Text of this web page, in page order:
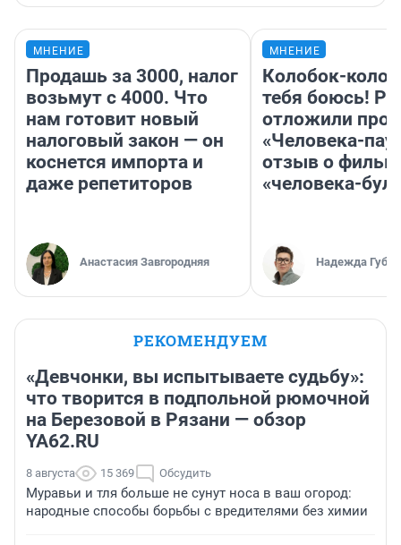
МНЕНИЕ
Продашь за 3000, налог
возьмут с 4000. Что
нам готовит новый
налоговый закон — он
коснется импорта и
даже репетиторов
Анастасия Завгородняя
МНЕНИЕ
Колобок-
тебя боюсь!
отложили
«Человека-
отзыв о
«человека-
Надежда
РЕКОМЕНДУЕМ
«Девчонки, вы испытываете судьбу»:
что творится в подпольной рюмочной
на Березовой в Рязани — обзор
YA62.RU
8 августа 15 369 Обсудить
Муравьи и тля больше не сунут носа в ваш огород:
народные способы борьбы с вредителями без химии